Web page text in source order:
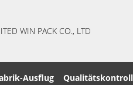
WIN PACK CO., LTD
Ausflug